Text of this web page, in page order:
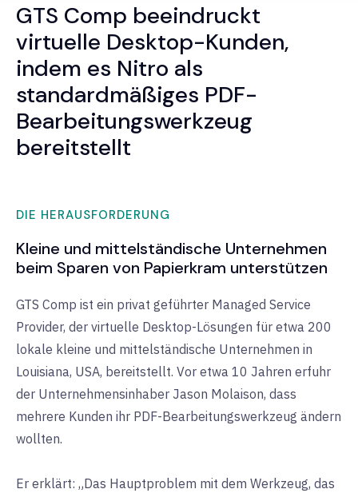
GTS Comp beeindruckt
virtuelle Desktop-Kunden,
indem es Nitro als
standardmäßiges PDF-
Bearbeitungswerkzeug
bereitstellt
DIE HERAUSFORDERUNG
Kleine und mittelständische Unternehmen
beim Sparen von Papierkram unterstützen
GTS Comp ist ein privat geführter Managed Service
Provider, der virtuelle Desktop-Lösungen für etwa 200
lokale kleine und mittelständische Unternehmen in
Louisiana, USA, bereitstellt. Vor etwa 10 Jahren erfuhr
der Unternehmensinhaber Jason Molaison, dass
mehrere Kunden ihr PDF-Bearbeitungswerkzeug ändern
wollten.
Er erklärt: „Das Hauptproblem mit dem Werkzeug, das